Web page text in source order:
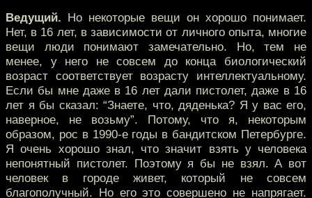
Ведущий. Но некоторые вещи он хорошо понимает.
Нет, в 16 лет, в зависимости от личного опыта, многие
вещи люди понимают замечательно. Но, тем не
менее, у него не совсем до конца биологический
возраст соответствует возрасту интеллектуальному.
Если бы мне даже в 16 лет дали пистолет, даже в 16
лет я бы сказал: “Знаете, что, дяденька? Я у вас его,
наверное, не возьму”. Потому, что я, некоторым
образом, рос в 1990-е годы в бандитском Петербурге.
Я очень хорошо знал, что значит взять у человека
непонятный пистолет. Поэтому я бы не взял. А вот
человек в городе живет, который не совсем
благополучный. Но его это совершено не напрягает.